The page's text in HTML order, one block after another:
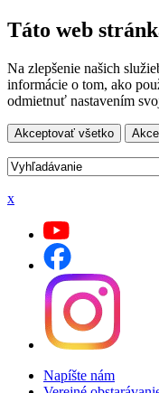
Táto web
Na zlepšenie našich
informácie o tom, ako
odmietnuť nastavením
Akceptovať všetko
x
Napíšte nám